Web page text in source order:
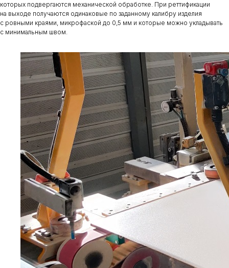
которых подвергаются механической обработке. При реттификации
на выходе получаются одинаковые по заданному калибру изделия
с ровными краями, микрофаской до 0,5 мм и которые можно укладывать
с минимальным швом.